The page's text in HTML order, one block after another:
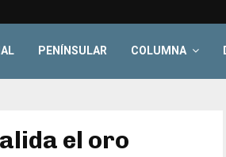
PENÍNSULAR COLUMNA
el oro